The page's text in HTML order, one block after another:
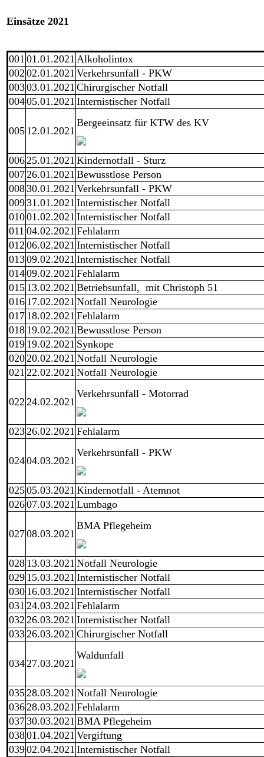
Einsätze 2021
001 01.01.2021 Alkoholintox
002 02.01.2021 Verkehrsunfall - PKW
00303.01.2021 Chirurgischer Notfall
00405.01.2021 Internistischer Notfall
005 12.01.2021
Bergeeinsatz für KTW des KV
00625.01.2021 Kindernotfall - Sturz
00726.01.2021 Bewusstlose Person
00830.01.2021 Verkehrsunfall - PKW
00931.01.2021 Internistischer Notfall
01001.02.2021 Internistischer Notfall
011 04.02.2021 Fehlalarm
012 06.02.2021 Internistischer Notfall
01309.02.2021 Internistischer Notfall
01409.02.2021 Fehlalarm
015 13.02.2021 Betriebsunfall, mit Christoph 51
016 17.02.2021 Notfall Neurologie
017 18.02.2021 Fehlalarm
018 19.02.2021 Bewusstlose Person
019 19.02.2021 Synkope
02020.02.2021 Notfall Neurologie
021 22.02.2021 Notfall Neurologie
022 24.02.2021
Verkehrsunfall - Motorrad
02326.02.2021 Fehlalarm
02404.03.2021
Verkehrsunfall - PKW
02505.03.2021 Kindernotfall - Atemnot
02607.03.2021 Lumbago
02708.03.2021
BMA Pflegeheim
028 13.03.2021 Notfall Neurologie
029 15.03.2021 Internistischer Notfall
030 16.03.2021 Internistischer Notfall
031 24.03.2021 Fehlalarm
032 26.03.2021 Internistischer Notfall
03326.03.2021 Chirurgischer Notfall
03427.03.2021
Waldunfall
03528.03.2021 Notfall Neurologie
03628.03.2021 Fehlalarm
03730.03.2021 BMA Pflegeheim
03801.04.2021 Vergiftung
03902.04.2021 Internistischer Notfall